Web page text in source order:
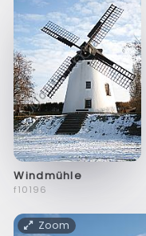
Windmühle
f10196
Zoom